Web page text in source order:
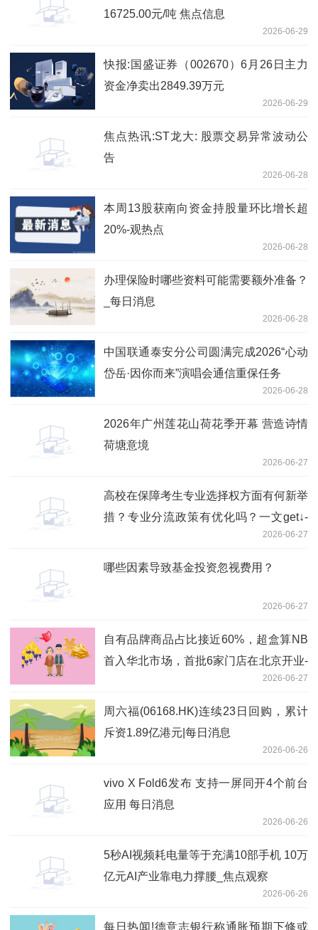
16725.00元/吨 焦点信息
2026-06-29
快报:国盛证券（002670）6月26日主力
资金净卖出2849.39万元
2026-06-29
焦点热讯:ST龙大: 股票交易异常波动公
告
2026-06-28
本周13股获南向资金持股量环比增长超
20%-观热点
2026-06-28
办理保险时哪些资料可能需要额外准备？
_每日消息
2026-06-28
中国联通泰安分公司圆满完成2026“心动
岱岳·因你而来”演唱会通信重保任务
2026-06-28
2026年广州莲花山荷花季开幕 营造诗情
荷塘意境
2026-06-27
高校在保障考生专业选择权方面有何新举
措？专业分流政策有优化吗？一文get↓-
2026-06-27
哪些因素导致基金投资忽视费用？
2026-06-27
自有品牌商品占比接近60%，超盒算NB
首入华北市场，首批6家门店在北京开业-
2026-06-27
周六福(06168.HK)连续23日回购，累计
斥资1.89亿港元|每日消息
2026-06-26
vivo X Fold6发布 支持一屏同开4个前台
应用 每日消息
2026-06-26
5秒AI视频耗电量等于充满10部手机 10万
亿元AI产业靠电力撑腰_焦点观察
2026-06-26
每日热闻!德意志银行称通胀预期下修或